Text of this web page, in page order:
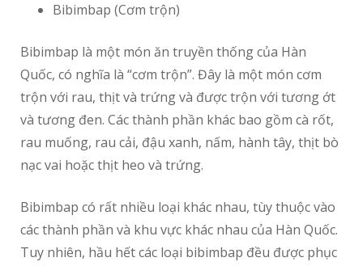
Bibimbap (Cơm trộn)
Bibimbap là một món ăn truyền thống của Hàn
Quốc, có nghĩa là “cơm trộn”. Đây là một món cơm
trộn với rau, thịt và trứng và được trộn với tương ớt
và tương đen. Các thành phần khác bao gồm cà rốt,
rau muống, rau cải, đậu xanh, nấm, hành tây, thịt bò
nạc vai hoặc thịt heo và trứng.
Bibimbap có rất nhiều loại khác nhau, tùy thuộc vào
các thành phần và khu vực khác nhau của Hàn Quốc.
Tuy nhiên, hầu hết các loại bibimbap đều được phục